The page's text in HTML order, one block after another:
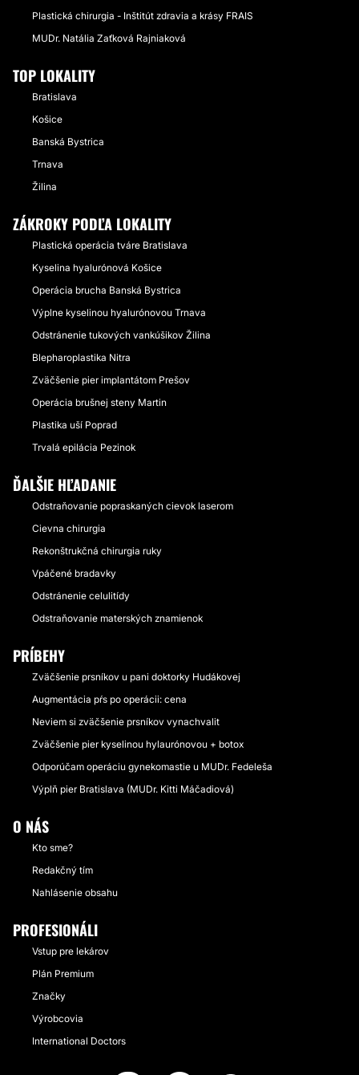
Plastická chirurgia - Inštitút zdravia a krásy FRAIS
MUDr. Natália Zaťková Rajniaková
TOP LOKALITY
Bratislava
Košice
Banská Bystrica
Trnava
Žilina
ZÁKROKY PODĽA LOKALITY
Plastická operácia tváre Bratislava
Kyselina hyalurónová Košice
Operácia brucha Banská Bystrica
Výplne kyselinou hyalurónovou Trnava
Odstránenie tukových vankúšikov Žilina
Blepharoplastika Nitra
Zväčšenie pier implantátom Prešov
Operácia brušnej steny Martin
Plastika uší Poprad
Trvalá epilácia Pezinok
ĎALŠIE HĽADANIE
Odstraňovanie popraskaných cievok laserom
Cievna chirurgia
Rekonštrukčná chirurgia ruky
Vpáčené bradavky
Odstránenie celulitídy
Odstraňovanie materských znamienok
PRÍBEHY
Zväčšenie prsníkov u pani doktorky Hudákovej
Augmentácia pŕs po operácii: cena
Neviem si zväčšenie prsníkov vynachvalit
Zväčšenie pier kyselinou hylaurónovou + botox
Odporúčam operáciu gynekomastie u MUDr. Fedeleša
Výplň pier Bratislava (MUDr. Kitti Máčadiová)
O NÁS
Kto sme?
Redakčný tím
Nahlásenie obsahu
PROFESIONÁLI
Vstup pre lekárov
Plán Premium
Značky
Výrobcovia
International Doctors